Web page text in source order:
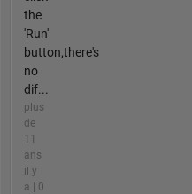
the
'Run'
button,there's
no
dif...
plus
de
11
ans
il y
a | 0